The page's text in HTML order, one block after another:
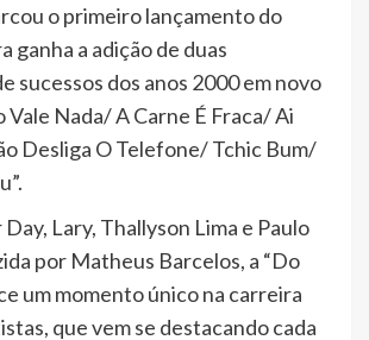
o primeiro lançamento do
ganha a adição de duas
sucessos dos anos 2000 em novo
Vale Nada/ A Carne É Fraca/ Ai
Desliga O Telefone/ Tchic Bum/
Lary, Thallyson Lima e Paulo
por Matheus Barcelos, a “Do
um momento único na carreira
que vem se destacando cada